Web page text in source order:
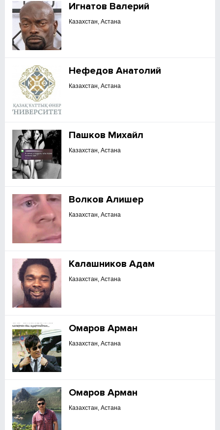
Игнатов Валерий
Казахстан, Астана
Нефедов Анатолий
Казахстан, Астана
Пашков Михайл
Казахстан, Астана
Волков Алишер
Казахстан, Астана
Калашников Адам
Казахстан, Астана
Омаров Арман
Казахстан, Астана
Омаров Арман
Казахстан, Астана